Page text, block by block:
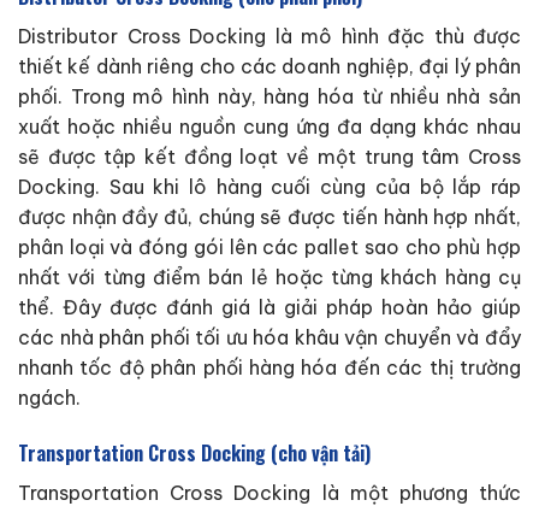
Distributor Cross Docking là mô hình đặc thù được
thiết kế dành riêng cho các doanh nghiệp, đại lý phân
phối. Trong mô hình này, hàng hóa từ nhiều nhà sản
xuất hoặc nhiều nguồn cung ứng đa dạng khác nhau
sẽ được tập kết đồng loạt về một trung tâm Cross
Docking. Sau khi lô hàng cuối cùng của bộ lắp ráp
được nhận đầy đủ, chúng sẽ được tiến hành hợp nhất,
phân loại và đóng gói lên các pallet sao cho phù hợp
nhất với từng điểm bán lẻ hoặc từng khách hàng cụ
thể. Đây được đánh giá là giải pháp hoàn hảo giúp
các nhà phân phối tối ưu hóa khâu vận chuyển và đẩy
nhanh tốc độ phân phối hàng hóa đến các thị trường
ngách.
Transportation Cross Docking (cho vận tải)
Transportation Cross Docking là một phương thức